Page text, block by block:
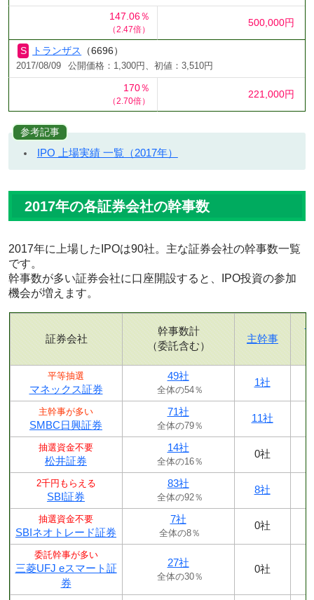
147.06％
（2.47倍）
500,000円
トランザス （6696）
2017/08/09 公開価格：1,300円、初値：3,510円
170％
（2.70倍）
221,000円
参考記事
IPO 上場実績 一覧（2017年）
2017年の各証券会社の幹事数
2017年に上場したIPOは90社。主な証券会社の幹事数一覧
です。
幹事数が多い証券会社に口座開設すると、IPO投資の参加
機会が増えます。
証券会社
幹事数計
（委託含む）
主幹事
平等抽選
マネックス証券
49社
全体の54％
1社
主幹事が多い
SMBC日興証券
71社
全体の79％
11社
抽選資金不要
松井証券
14社
全体の16％
0社
2千円もらえる
SBI証券
83社
全体の92％
8社
抽選資金不要
SBIネオトレード証券
7社
全体の8％
0社
委託幹事が多い
三菱UFJ eスマート証
券
27社
全体の30％
0社